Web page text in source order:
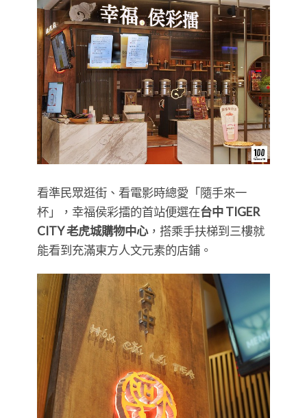
看準民眾逛街、看電影時總愛「隨手來一
杯」，幸福侯彩擂的首站便選在台中 TIGER
CITY 老虎城購物中心，搭乘手扶梯到三樓就
能看到充滿東方人文元素的店鋪。